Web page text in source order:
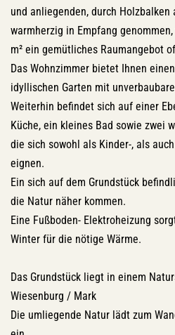
und anliegenden, durch
warmherzig in Empfang
m² ein gemütliches Raumangebot
Das Wohnzimmer bietet Ihnen
idyllischen Garten mit
Weiterhin befindet sich auf einer
Küche, ein kleines Bad sowie zwei
die sich sowohl als Kinder-, als
eignen.
Ein sich auf dem Grundstück
die Natur näher kommen.
Eine Fußboden- Elektroheizung
Winter für die nötige Wärme.
Das Grundstück liegt in einem
Wiesenburg / Mark
Die umliegende Natur lädt zum